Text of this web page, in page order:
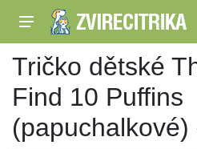
Tričko dětské
Find 10 Puffins
(papuchalkové)